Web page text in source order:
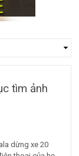
tìm ảnh
dừng xe 20